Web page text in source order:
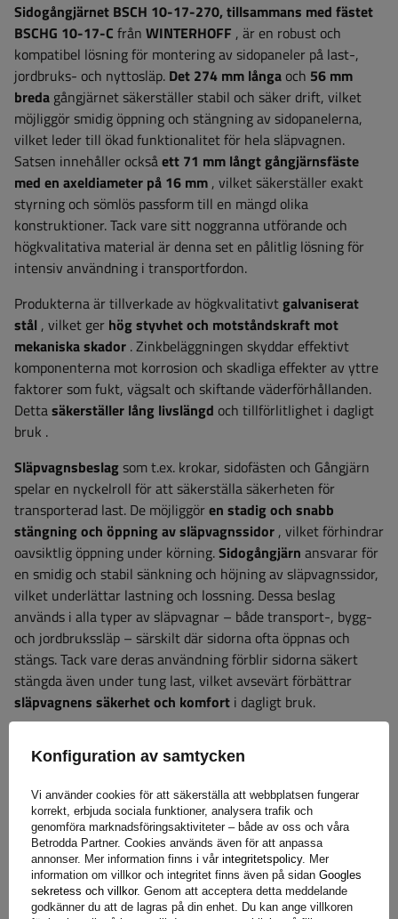
Sidogångjärnet BSCH 10-17-270, tillsammans med fästet
BSCHG 10-17-C från WINTERHOFF , är en robust och
kompatibel lösning för montering av sidopaneler på last-,
jordbruks- och nyttosläp. Det 274 mm långa och 56 mm
breda gångjärnet säkerställer stabil och säker drift, vilket
möjliggör smidig öppning och stängning av sidopanelerna,
vilket leder till ökad funktionalitet för hela släpvagnen.
Satsen innehåller ocksåett 71 mm långt gångjärnsfäste
med en axeldiameter på 16 mm , vilket säkerställer exakt
styrning och sömlös passform till en mängd olika
konstruktioner. Tack vare sitt noggranna utförande och
högkvalitativa material är denna set en pålitlig lösning för
intensiv användning i transportfordon.
Produkterna är tillverkade av högkvalitativtgalvaniserat
stål , vilket ger hög styvhet och motståndskraft mot
mekaniska skador . Zinkbeläggningen skyddar effektivt
komponenterna mot korrosion och skadliga effekter av yttre
faktorer som fukt, vägsalt och skiftande väderförhållanden.
Dettasäkerställer lång livslängd och tillförlitlighet i dagligt
bruk .
Släpvagnsbeslagsom t.ex. krokar, sidofästen och Gångjärn
spelar en nyckelroll för att säkerställa säkerheten för
transporterad last. De möjliggören stadig och snabb
stängning och öppning av släpvagnssidor , vilket förhindrar
oavsiktlig öppning under körning.Sidogångjärn ansvarar för
en smidig och stabil sänkning och höjning av släpvagnssidor,
vilket underlättar lastning och lossning. Dessa beslag
används i alla typer av släpvagnar – både transport-, bygg-
och jordbrukssläp – särskilt där sidorna ofta öppnas och
stängs. Tack vare deras användning förblir sidorna säkert
stängda även under tung last, vilket avsevärt förbättrar
släpvagnens säkerhet och komfort i dagligt bruk.
Garanti
När du köper en produkt från vårt sortiment får du 2 års
garanti.Tack vare detta kan du använda den utan att oroa
dig för konsekvenserna av ett eventuellt fel. För att
säkerställa din tillfredsställelse har vi förenklat processen för
Konfiguration av samtycken
Vi använder cookies för att säkerställa att webbplatsen fungerar
korrekt, erbjuda sociala funktioner, analysera trafik och
genomföra marknadsföringsaktiviteter – både av oss och våra
Betrodda Partner. Cookies används även för att anpassa
annonser. Mer information finns i vår integritetspolicy. Mer
information om villkor och integritet finns även på sidan Googles
sekretess och villkor. Genom att acceptera detta meddelande
godkänner du att de lagras på din enhet. Du kan ange villkoren